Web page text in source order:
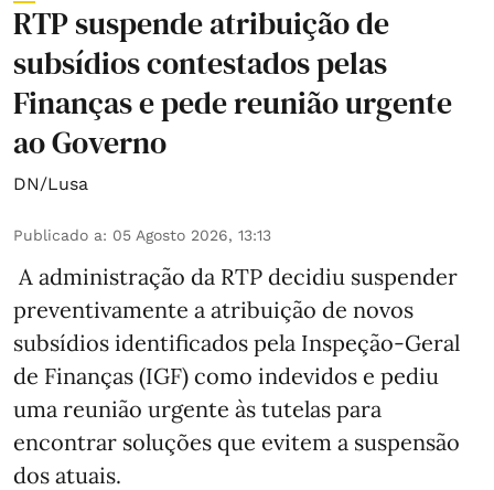
RTP suspende atribuição de
subsídios contestados pelas
Finanças e pede reunião urgente
ao Governo
DN/Lusa
Publicado a: 05 Agosto 2026, 13:13
A administração da RTP decidiu suspender
preventivamente a atribuição de novos
subsídios identificados pela Inspeção-Geral
de Finanças (IGF) como indevidos e pediu
uma reunião urgente às tutelas para
encontrar soluções que evitem a suspensão
dos atuais.